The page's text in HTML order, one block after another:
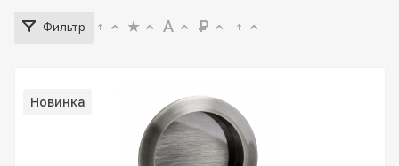
Фильтр
Новинка